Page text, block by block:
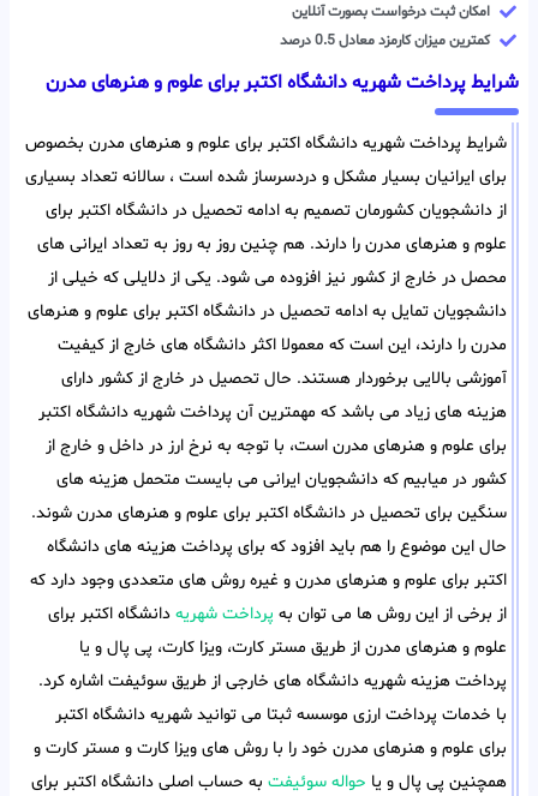
امکان ثبت درخواست بصورت آنلاین
کمترین میزان کارمزد معادل 0.5 درصد
شرایط پرداخت شهریه دانشگاه اکتبر برای علوم و هنرهای مدرن
شرایط پرداخت شهریه دانشگاه اکتبر برای علوم و هنرهای مدرن بخصوص
برای ایرانیان بسیار مشکل و دردسرساز شده است ، سالانه تعداد بسیاری
از دانشجویان کشورمان تصمیم به ادامه تحصیل در دانشگاه اکتبر برای
علوم و هنرهای مدرن را دارند. هم چنین روز به روز به تعداد ایرانی های
محصل در خارج از کشور نیز افزوده می شود. یکی از دلایلی که خیلی از
دانشجویان تمایل به ادامه تحصیل در دانشگاه اکتبر برای علوم و هنرهای
مدرن را دارند، این است که معمولا اکثر دانشگاه های خارج از کیفیت
آموزشی بالایی برخوردار هستند. حال تحصیل در خارج از کشور دارای
هزینه های زیاد می باشد که مهمترین آن پرداخت شهریه دانشگاه اکتبر
برای علوم و هنرهای مدرن است، با توجه به نرخ ارز در داخل و خارج از
کشور در میابیم که دانشجویان ایرانی می بایست متحمل هزینه های
سنگین برای تحصیل در دانشگاه اکتبر برای علوم و هنرهای مدرن شوند.
حال این موضوع را هم باید افزود که برای پرداخت هزینه های دانشگاه
اکتبر برای علوم و هنرهای مدرن و غیره روش های متعددی وجود دارد که
از برخی از این روش ها می توان به پرداخت شهریه دانشگاه اکتبر برای
علوم و هنرهای مدرن از طریق مستر کارت، ویزا کارت، پی پال و یا
پرداخت هزینه شهریه دانشگاه های خارجی از طریق سوئیفت اشاره کرد.
با خدمات پرداخت ارزی موسسه ثبتا می توانید شهریه دانشگاه اکتبر
برای علوم و هنرهای مدرن خود را با روش های ویزا کارت و مستر کارت و
همچنین پی پال و یا حواله سوئیفت به حساب اصلی دانشگاه اکتبر برای